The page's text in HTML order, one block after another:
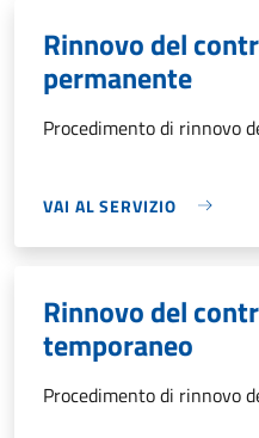
Rinnovo del
permanente
Procedimento di rinnovo
VAI AL SERVIZIO
Rinnovo del
temporaneo
Procedimento di rinnovo